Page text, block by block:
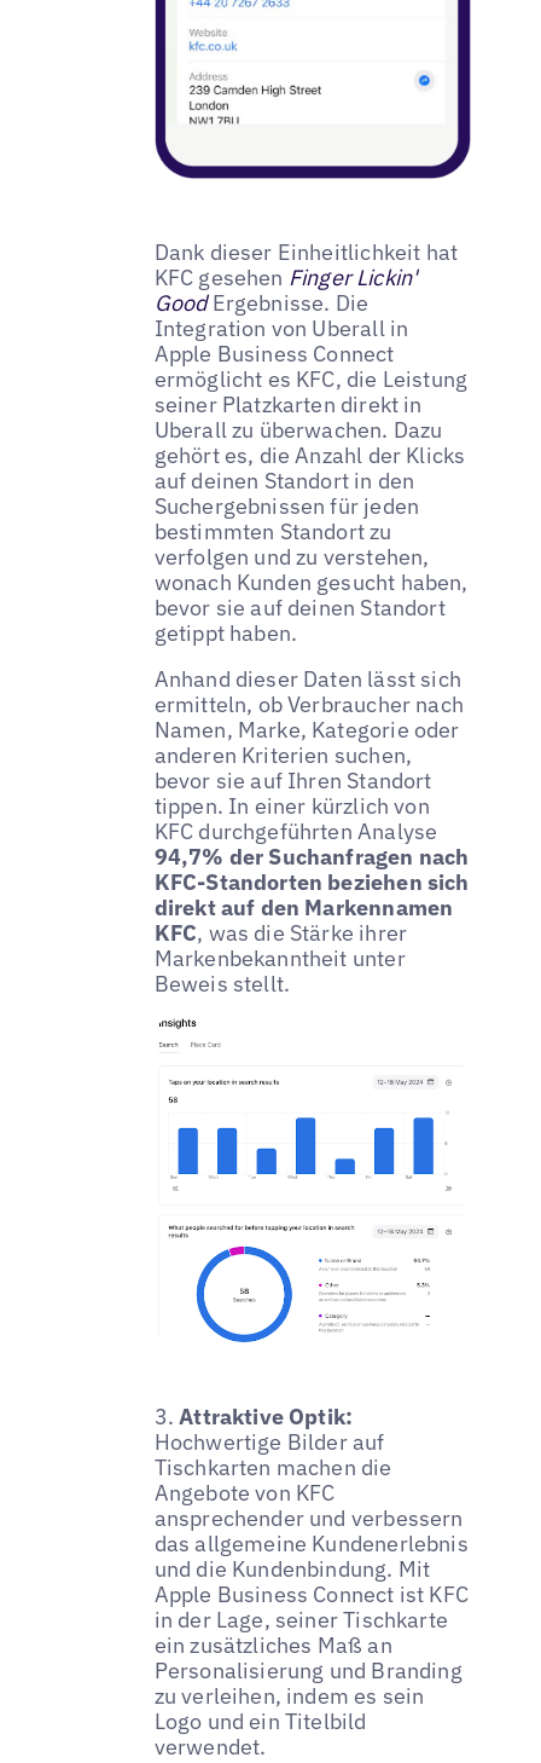
Dank dieser Einheitlichkeit hat
KFC gesehen Finger Lickin'
GoodErgebnisse. Die
Integration von Uberall in
Apple Business Connect
ermöglicht es KFC, die Leistung
seiner Platzkarten direkt in
Uberall zu überwachen. Dazu
gehört es, die Anzahl der Klicks
auf deinen Standort in den
Suchergebnissen für jeden
bestimmten Standort zu
verfolgen und zu verstehen,
wonach Kunden gesucht haben,
bevor sie auf deinen Standort
getippt haben.
Anhand dieser Daten lässt sich
ermitteln, ob Verbraucher nach
Namen, Marke, Kategorie oder
anderen Kriterien suchen,
bevor sie auf Ihren Standort
tippen. In einer kürzlich von
KFC durchgeführten Analyse
94,7% der Suchanfragen nach
KFC-Standorten beziehen sich
direkt auf den Markennamen
KFC, was die Stärke ihrer
Markenbekanntheit unter
Beweis stellt.
3.Attraktive Optik:
Hochwertige Bilder auf
Tischkarten machen die
Angebote von KFC
ansprechender und verbessern
das allgemeine Kundenerlebnis
und die Kundenbindung. Mit
Apple Business Connect ist KFC
in der Lage, seiner Tischkarte
ein zusätzliches Maß an
Personalisierung und Branding
zu verleihen, indem es sein
Logo und ein Titelbild
verwendet.